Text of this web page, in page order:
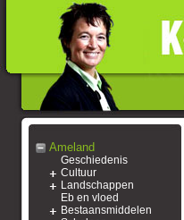
Ameland
Geschiedenis
Cultuur
Landschappen
Eb en vloed
Bestaansmiddelen